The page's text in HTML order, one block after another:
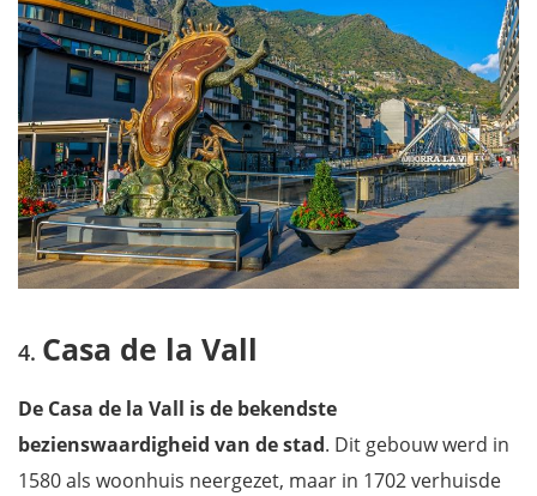
Casa de la Vall
De Casa de la Vall is de bekendste
bezienswaardigheid van de stad. Dit gebouw werd in
1580 als woonhuis neergezet, maar in 1702 verhuisde